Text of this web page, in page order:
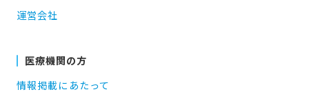
運営会社
医療機関の方
情報掲載にあたって